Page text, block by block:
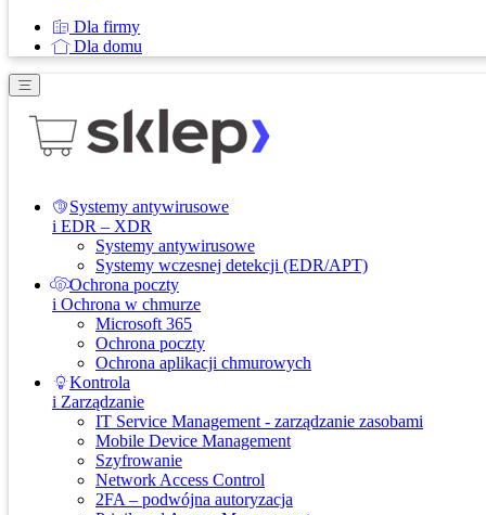
Dla firmy
Dla domu
Systemy antywirusowe
i EDR – XDR
Systemy antywirusowe
Systemy wczesnej detekcji (EDR/APT)
Ochrona poczty
i Ochrona w chmurze
Microsoft 365
Ochrona poczty
Ochrona aplikacji chmurowych
Kontrola
i Zarządzanie
IT Service Management - zarządzanie zasobami
Mobile Device Management
Szyfrowanie
Network Access Control
2FA – podwójna autoryzacja